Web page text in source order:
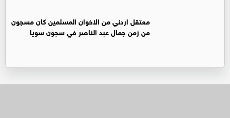
معتقل اردني من الاخوان المسلمين كان مسجون
من زمن جمال عبد الناصر في سجون سويا